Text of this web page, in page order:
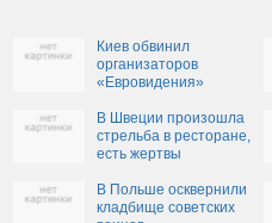
Киев обвинил
организаторов
«Евровидения»
во внутренние дела
Украины
В Швеции произошла
стрельба в ресторане,
есть жертвы
В Польше осквернили
кладбище советских